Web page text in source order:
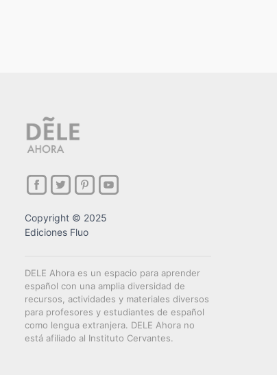
Copyright © 2025
Ediciones Fluo
DELE Ahora es un espacio para aprender
español con una amplia diversidad de
recursos, actividades y materiales diversos
para profesores y estudiantes de español
como lengua extranjera. DELE Ahora no
está afiliado al Instituto Cervantes.